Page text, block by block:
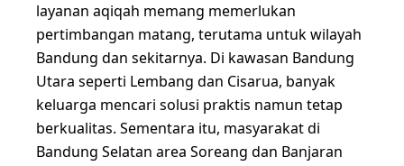
layanan aqiqah memang memerlukan
pertimbangan matang, terutama untuk wilayah
Bandung dan sekitarnya. Di kawasan Bandung
Utara seperti Lembang dan Cisarua, banyak
keluarga mencari solusi praktis namun tetap
berkualitas. Sementara itu, masyarakat di
Bandung Selatan area Soreang dan Banjaran